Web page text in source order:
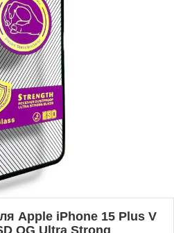
Apple iPhone 15 Plus V
OG Ultra Strong